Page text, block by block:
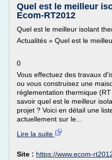
Quel est le meilleur
Ecom-RT2012
Quel est le meilleur isolant
Actualités » Quel est le
0
Vous effectuez des travaux
ou vous construisez une
réglementation thermique
savoir quel est le meilleur
projet ? Voici en détail une
actuellement sur le...
Lire la suite
Site : https://www.ecom-